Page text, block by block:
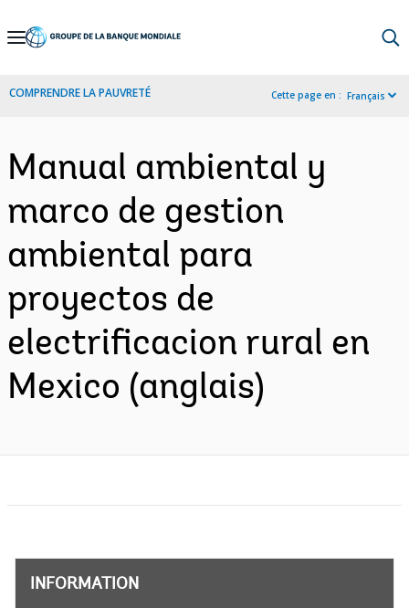
Skip
Navigation
COMPRENDRE LA PAUVRETÉ Cette page en : Français
Manual ambiental y
marco de gestion
ambiental para
proyectos de
electrificacion rural en
Mexico (anglais)
INFORMATION